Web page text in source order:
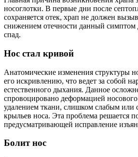
носоглотки. В первые дни после
сохраняется отек, храп не должен
снижением отечности данный симптом
спад.
Нос стал кривой
Анатомические изменения структуры
его искривлению, что ведет за собой
естественного дыхания. Данное
спровоцировано деформацией
удалением ткани, слишком слабым или
крыльев носа. Эта проблема решается
предусматривающей исправление
Болит нос